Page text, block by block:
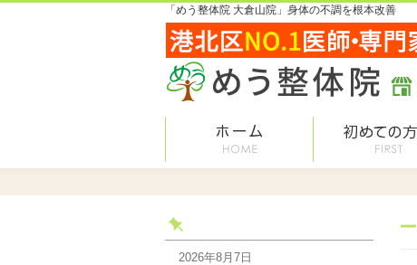
「めう整体院 大倉山院」身体の不調を根本改善
2026年8月7日